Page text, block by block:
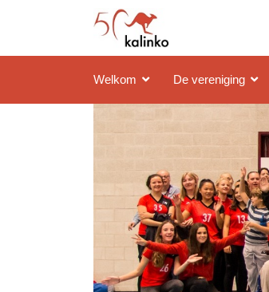
Welkom De vereniging